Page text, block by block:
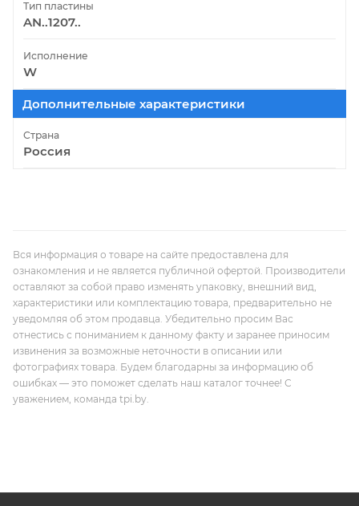
Тип пластины
AN..1207..
Исполнение
W
Дополнительные характеристики
Страна
Россия
Вся информация о товаре на сайте предоставлена для
ознакомления и не является публичной офертой. Производители
оставляют за собой право изменять упаковку, внешний вид,
характеристики или комплектацию товара, предварительно не
уведомляя об этом продавца. Убедительно просим Вас
отнестись с пониманием к данному факту и заранее приносим
извинения за возможные неточности в описании или
фотографиях товара. Будем благодарны за информацию об
ошибках — это поможет сделать наш каталог точнее! С
уважением, команда tpi.by.